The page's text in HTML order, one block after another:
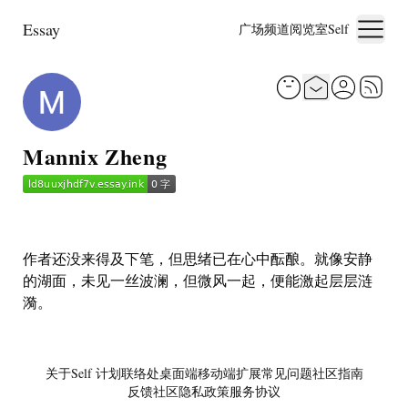
Essay 广场频道阅览室Self
Mannix Zheng
作者还没来得及下笔，但思绪已在心中酝酿。就像安静
的湖面，未见一丝波澜，但微风一起，便能激起层层涟
漪。
关于Self 计划联络处桌面端移动端扩展常见问题社区指南
反馈社区隐私政策服务协议